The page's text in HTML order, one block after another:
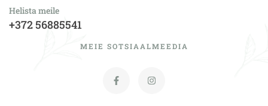
Helista meile
+372 56885541
MEIE SOTSIAALMEEDIA